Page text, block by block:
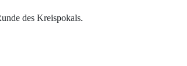
des Kreispokals.